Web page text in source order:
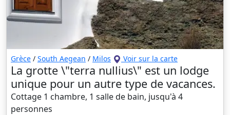
Grèce / South Aegean / Milos Voir sur la carte
La grotte \"terra nullius\" est un lodge
unique pour un autre type de vacances.
Cottage 1 chambre, 1 salle de bain, jusqu'à 4
personnes